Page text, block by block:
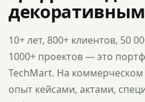
10+ лет, 800+ клиентов, 50
1000+ проектов — это
TechMart. На
опыт кейсами, актами,